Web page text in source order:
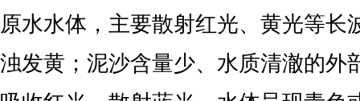
原水水体，主要散射红光、黄光等长
浊发黄；泥沙含量少、水质清澈的外